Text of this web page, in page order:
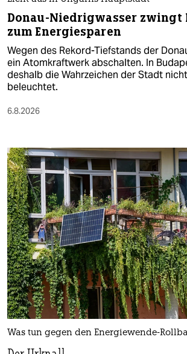
Donau-Niedrigwasser zwingt
zum Energiesparen
Wegen des Rekord-Tiefstands der
ein Atomkraftwerk abschalten. In
deshalb die Wahrzeichen der Stadt
beleuchtet.
6.8.2026
Was tun gegen den Energiewende-